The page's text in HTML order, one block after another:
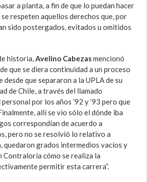
a planta, a fin de que lo puedan hacer
respeten aquellos derechos que, por
sido postergados, evitados u omitidos
historia,Avelino Cabezasmencionó
que se diera continuidad a un proceso
desde que separaron a la UPLA de su
de Chile, a través del llamado
por los años ’92 y ’93 pero que
allí se vio sólo el dónde iba
correspondían de acuerdo a
pero no se resolvió lo relativo a
quedaron grados intermedios vacíos y
Contraloría cómo se realiza la
permitir esta carrera”.